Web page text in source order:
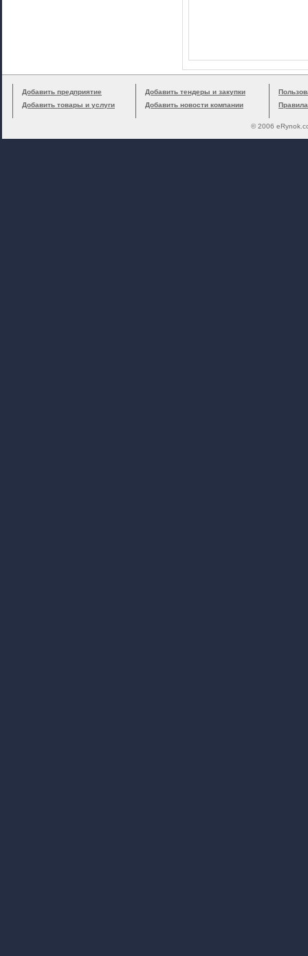
Добавить предприятие
Добавить товары и услуги
Добавить тендеры и закупки
Добавить новости компании
© 2006